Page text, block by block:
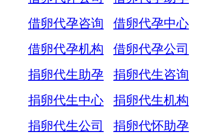
借卵代孕咨询
借卵代孕中心
借卵代孕机构
借卵代孕公司
捐卵代生助孕
捐卵代生咨询
捐卵代生中心
捐卵代生机构
捐卵代生公司
捐卵代怀助孕